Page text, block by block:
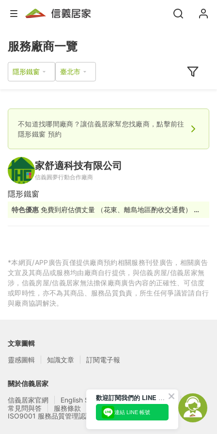
服務廠商一覽
隱形鐵窗
不知道找哪間廠商？讓信義居家幫您找廠商，點擊前往
隱形鐵窗 預約
家舒適科技有限公司
信義圓夢行動合作廠商
隱形鐵窗
特色優惠 免費到府估價丈量 （花東、離島地區酌收交通費） 滿
*本網頁/APP廣告頁僅提供廠商預約相關服務刊登廣告，相關廣告
文宣及其商品或服務均由廠商自行提供，與信義房屋/信義居家無
涉，信義房屋/信義居家無法擔保廠商廣告內容的正確性、可信度
或即時性，亦不為其商品、服務品質負責，所生任何爭議皆請自行
與廠商協調解決。
文章圖輯
靈感圖輯
知識文章 訂閱電子報
關於信義居家
信義居家官網
English Service
信義居家廠商募集
常見問與答
服務條款
隱私權政策
ISO9001 服務品質管理認證
歡迎訂閱我們的 LINE 官方帳號
連結 LINE 帳號